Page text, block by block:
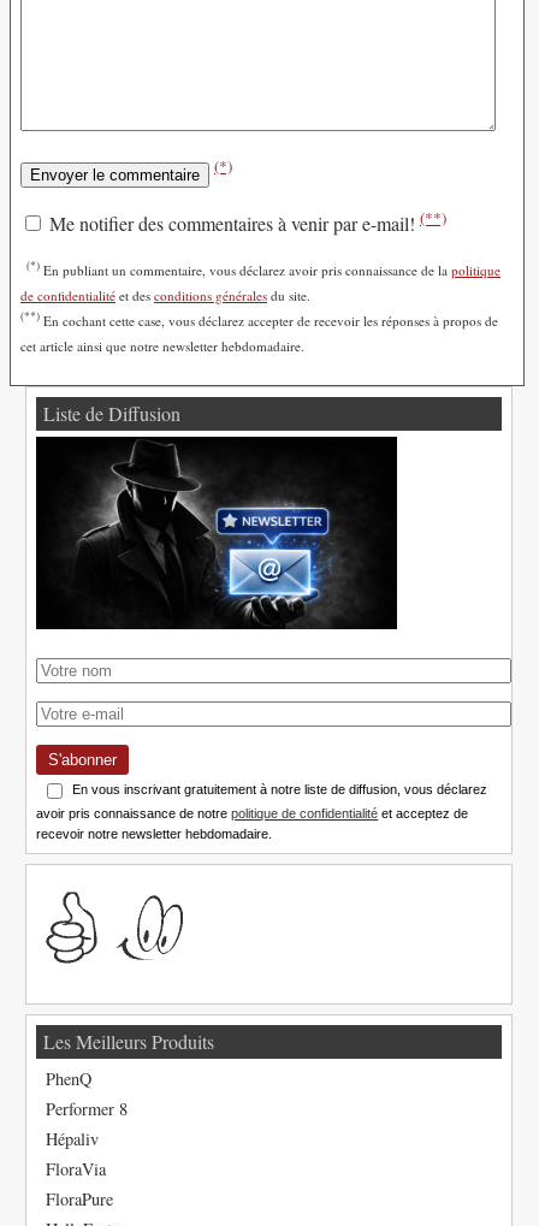
(*)
Me notifier des commentaires à venir par e-mail! (**)
(*) En publiant un commentaire, vous déclarez avoir pris connaissance de la politique
de confidentialité et des conditions générales du site.
(**) En cochant cette case, vous déclarez accepter de recevoir les réponses à propos de
cet article ainsi que notre newsletter hebdomadaire.
Liste de Diffusion
S'abonner
En vous inscrivant gratuitement à notre liste de diffusion, vous déclarez
avoir pris connaissance de notrepolitique de confidentialité et acceptez de
recevoir notre newsletter hebdomadaire.
Les Meilleurs Produits
PhenQ
Performer 8
Hépaliv
FloraVia
FloraPure